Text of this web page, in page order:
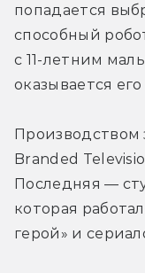
попадается
способный
с 11-летним
оказывается
Производством
Branded
Последняя —
которая
герой» и